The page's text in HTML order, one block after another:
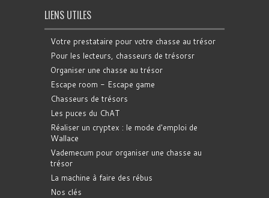
LIENS UTILES
Votre prestataire pour votre chasse au trésor
Pour les lecteurs, chasseurs de trésorsr
Organiser une chasse au trésor
Escape room - Escape game
Chasseurs de trésors
Les puces du ChAT
Réaliser un cryptex : le mode d'emploi de
Wallace
Vademecum pour organiser une chasse au
trésor
La machine à faire des rébus
Nos clés